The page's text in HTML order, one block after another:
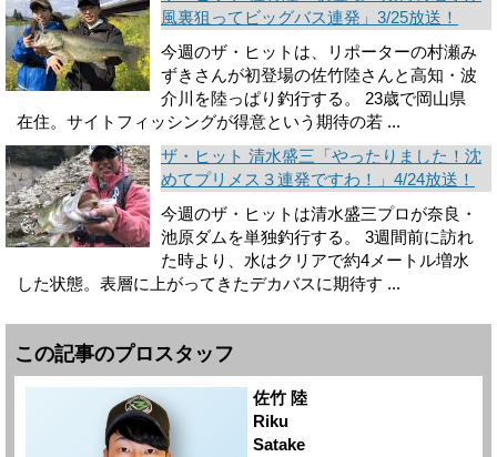
風裏狙ってビッグバス連発」3/25放送！
今週のザ・ヒットは、リポーターの村瀬み
ずきさんが初登場の佐竹陸さんと高知・波
介川を陸っぱり釣行する。 23歳で岡山県
在住。サイトフィッシングが得意という期待の若 ...
ザ・ヒット 清水盛三「やったりました！沈
めてプリメス３連発ですわ！」4/24放送！
今週のザ・ヒットは清水盛三プロが奈良・
池原ダムを単独釣行する。 3週間前に訪れ
た時より、水はクリアで約4メートル増水
した状態。表層に上がってきたデカバスに期待す ...
この記事のプロスタッフ
佐竹 陸
Riku
Satake